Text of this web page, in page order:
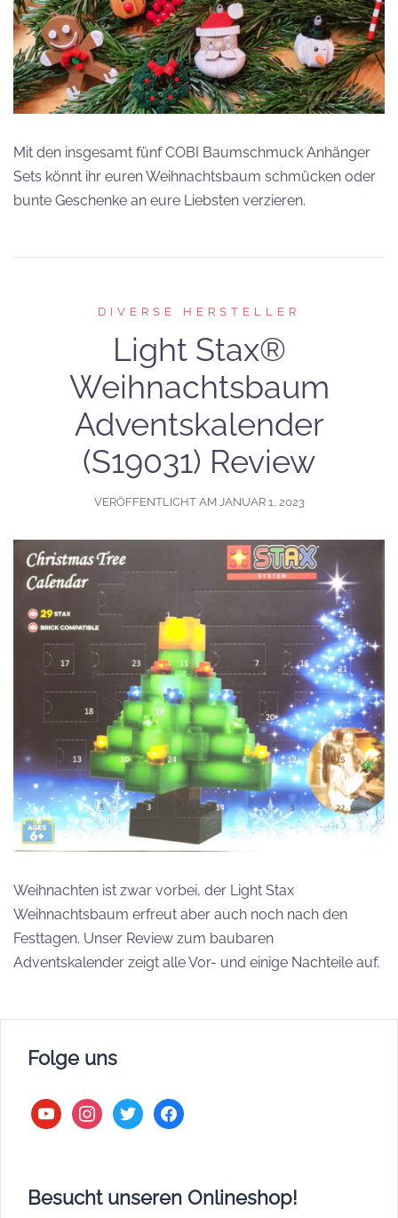
Mit den insgesamt fünf COBI Baumschmuck Anhänger
Sets könnt ihr euren Weihnachtsbaum schmücken oder
bunte Geschenke an eure Liebsten verzieren.
DIVERSE HERSTELLER
Light Stax®
Weihnachtsbaum
Adventskalender
(S19031) Review
VERÖFFENTLICHT AM JANUAR 1, 2023
Weihnachten ist zwar vorbei, der Light Stax
Weihnachtsbaum erfreut aber auch noch nach den
Festtagen. Unser Review zum baubaren
Adventskalender zeigt alle Vor- und einige Nachteile auf.
Folge uns
youtubeinstagram
twitter facebook
Besucht unseren Onlineshop!